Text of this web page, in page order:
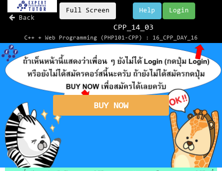
Back
Full Screen Login
Help
CPP_14_03
C++ + Web Programming (PHP101-CPP) : 16_CPP_DAY_16
BUY NOW